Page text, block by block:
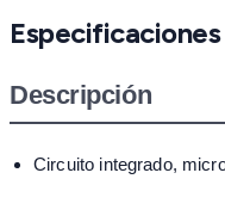
Especificaciones
Descripción
Circuito integrado,